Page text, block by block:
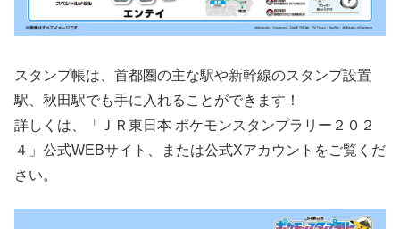
スタンプ帳は、首都圏の主な駅や新幹線のスタンプ設置
駅、秋田駅でも手に入れることができます！
詳しくは、「ＪＲ東日本 ポケモンスタンプラリー２０２
４」公式WEBサイト、または公式Xアカウントをご覧くだ
さい。